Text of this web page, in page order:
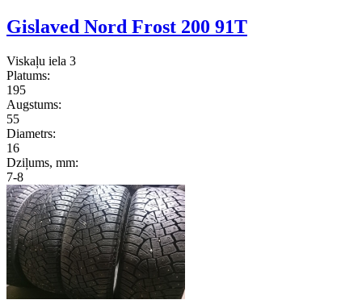
Gislaved Nord Frost 200 91T
Viskaļu iela 3
Platums:
195
Augstums:
55
Diametrs:
16
Dziļums, mm:
7-8